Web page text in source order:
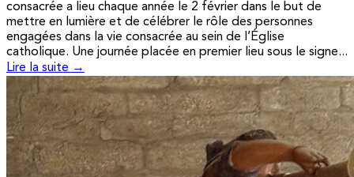
consacrée a lieu chaque année le 2 février dans le but de
mettre en lumière et de célébrer le rôle des personnes
engagées dans la vie consacrée au sein de l’Église
catholique. Une journée placée en premier lieu sous le signe...
Lire la suite →